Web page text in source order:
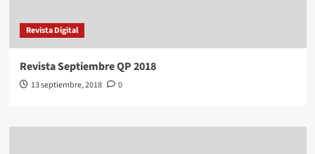
Revista Digital
Revista Septiembre QP 2018
13 septiembre, 2018 0